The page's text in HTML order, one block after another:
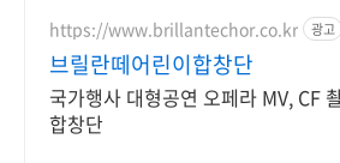
https://www.brillantechor.co.kr 광고
브릴란떼어린이합창단
국가행사 대형공연 오페라 MV, CF
합창단